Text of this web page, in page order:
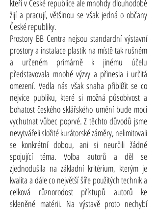
kteří v České republice ale mnohdy dlouhodobě
žijí a pracují, většinou se však jedná o občany
České republiky.
Prostory BB Centra nejsou standardní výstavní
prostory a instalace plastik na místě tak rušném
a určeném primárně k jinému účelu
představovala mnohé výzvy a přinesla i určitá
omezení. Vedla nás však snaha přiblížit se co
nejvíce publiku, které si možná působivost a
bohatost českého sklářského umění bude moci
vychutnat vůbec poprvé. Z těchto důvodů jsme
nevytvářeli složité kurátorské záměry, nelimitovali
se konkrétní dobou, ani si neurčili žádné
spojující téma. Volba autorů a děl se
zjednodušila na základní kritérium, kterým je
kvalita a dále co největší šíře použitých technik a
celková různorodost přístupů autorů ke
skleněné matérii. Na výstavě proto nechybí